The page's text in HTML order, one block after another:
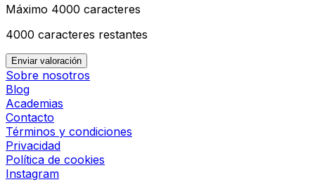
Máximo 4000 caracteres
4000 caracteres restantes
Enviar valoración
Sobre nosotros
Blog
Academias
Contacto
Términos y condiciones
Privacidad
Política de cookies
Instagram